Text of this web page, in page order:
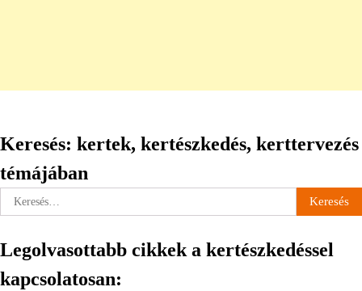
Keresés: kertek, kertészkedés, kerttervezés
témájában
Keresés:
Legolvasottabb cikkek a kertészkedéssel
kapcsolatosan: